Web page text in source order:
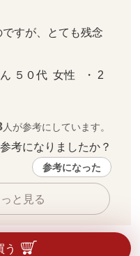
すが、とても残念
５０代  女性   ・ 2
人が参考にしています。
考になりましたか？
参考になった
と見る
う